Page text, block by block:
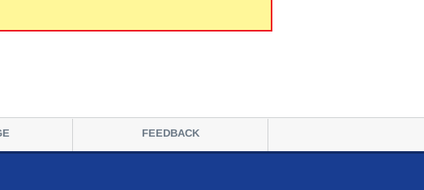
FEEDBACK